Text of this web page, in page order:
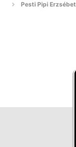
Pesti Pipi Erzsébet